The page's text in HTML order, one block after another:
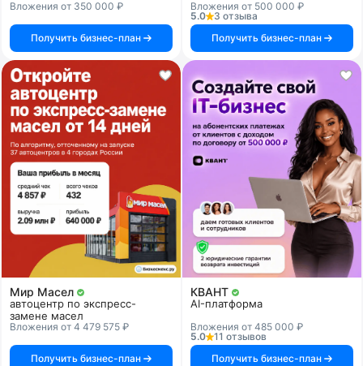
Вложения от 350 000 ₽
Получить бизнес-план
Вложения от 500 000 ₽
5.0
3 отзыва
Получить бизнес-план
Мир Масел
автоцентр по экспресс-
замене масел
Вложения от 4 479 575 ₽
Получить бизнес-план
КВАНТ
AI-платформа
Вложения от 485 000 ₽
5.0
11 отзывов
Получить бизнес-план